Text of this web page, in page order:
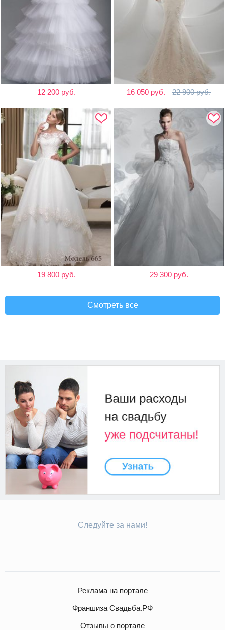
12 200 руб. 16 050 руб. 22 900 руб.
19 800 руб. 29 300 руб.
Смотреть все
Следуйте за нами!
Реклама на портале
Франшиза Свадьба.РФ
Отзывы о портале